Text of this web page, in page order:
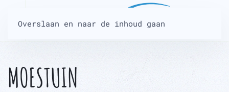
Overslaan en naar de inhoud gaan
MOESTUIN